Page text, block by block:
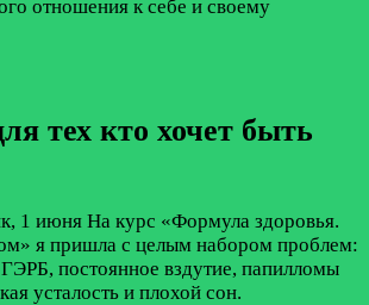
отношения к себе и своему
тех кто хочет быть
1 июня На курс «Формула здоровья.
я пришла с целым набором проблем:
постоянное вздутие, папилломы
усталость и плохой сон.